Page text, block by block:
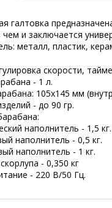
галтовка
и заключается
металл, пластик,
скорости,
- 1 л.
105х145 мм
- до 90 гр.
наполнитель - 1,5 кг.
наполнитель - 0,5 кг.
наполнитель - 1 кг.
- 0,350 кг
- 220 В/50 Гц.